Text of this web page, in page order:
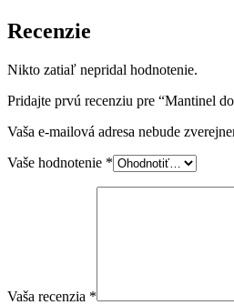
Recenzie
Nikto zatiaľ nepridal hodnotenie.
Pridajte prvú recenziu pre “Mantinel
Vaša e-mailová adresa nebude
Vaše hodnotenie *
Vaša recenzia *